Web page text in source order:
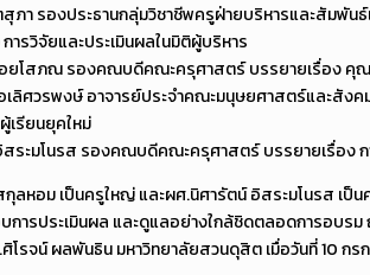
สุภา รองประธานกลุ่มวิชาชีพครูฝ่ายบริหารและสัมพั
ารวิจัยและประเมินผลในมิติผู้บริหาร
ยโสภณ รองคณบดีคณะครุศาสตร์ บรรยายเรื่อง คุ
ลิศวรพงษ์ อาจารย์ประจำคณะมนุษยศาสตร์และสังค
เรียนยุคใหม่
สระมโนรส รองคณบดีคณะครุศาสตร์ บรรยายเรื่อง
ลหอม เป็นครูใหญ่ และผศ.นิศารัตน์ อิสระมโนรส เป็
บการประเมินผล และดูแลอย่างใกล้ชิดตลอดการ
โรจน์ ผลพันธิน มหาวิทยาลัยสวนดุสิต เมื่อวันที่ 10 กร